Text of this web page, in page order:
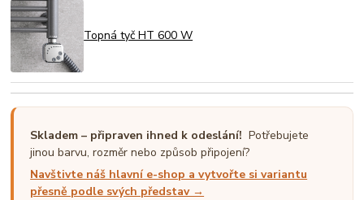
Topná tyč HT 600 W
Skladem – připraven ihned k odeslání! Potřebujete
jinou barvu, rozměr nebo způsob připojení?
Navštivte náš hlavní e-shop a vytvořte si variantu
přesně podle svých představ →